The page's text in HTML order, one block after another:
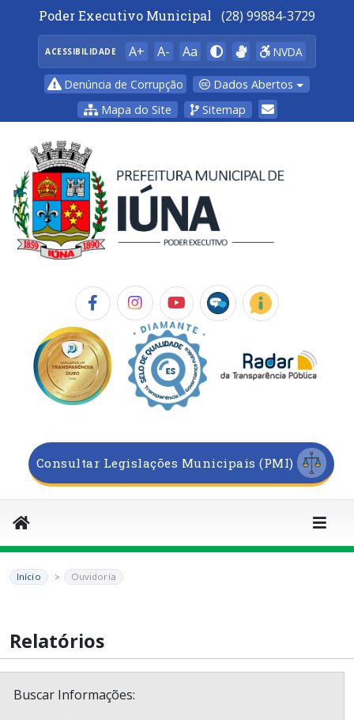
Poder Executivo Municipal (28) 99884-3729
ACESSIBILIDADE A+ A- Aa NVDA
Denúncia de Corrupção
Dados Abertos
Mapa do Site
Sitemap
Consultar Legislações Municipais (PMI)
Início Ouvidoria
Relatórios
Buscar Informações: